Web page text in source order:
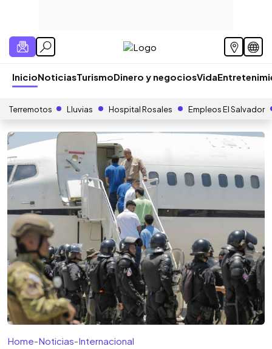
InicioNoticiasTurismoDinero y negociosVida
Terremotos Lluvias Hospital Rosales Empleos El Salvador
Home-Noticias-Internacional